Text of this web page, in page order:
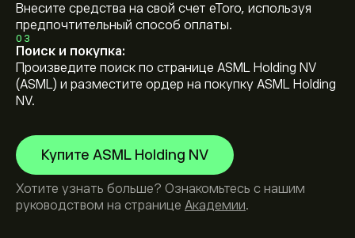
Внесите средства на свой счет eToro, используя
предпочтительный способ оплаты.
03
Поиск и покупка:
Произведите поиск по странице ASML Holding NV
(ASML) и разместите ордер на покупку ASML Holding
NV.
Купите ASML Holding NV
Хотите узнать больше? Ознакомьтесь с нашим
руководством на странице Академии.